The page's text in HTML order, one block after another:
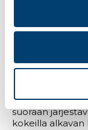
Johtoryhmä
ovat pieniä
toivotaan
sopimusta,
suoraan
kokeilla